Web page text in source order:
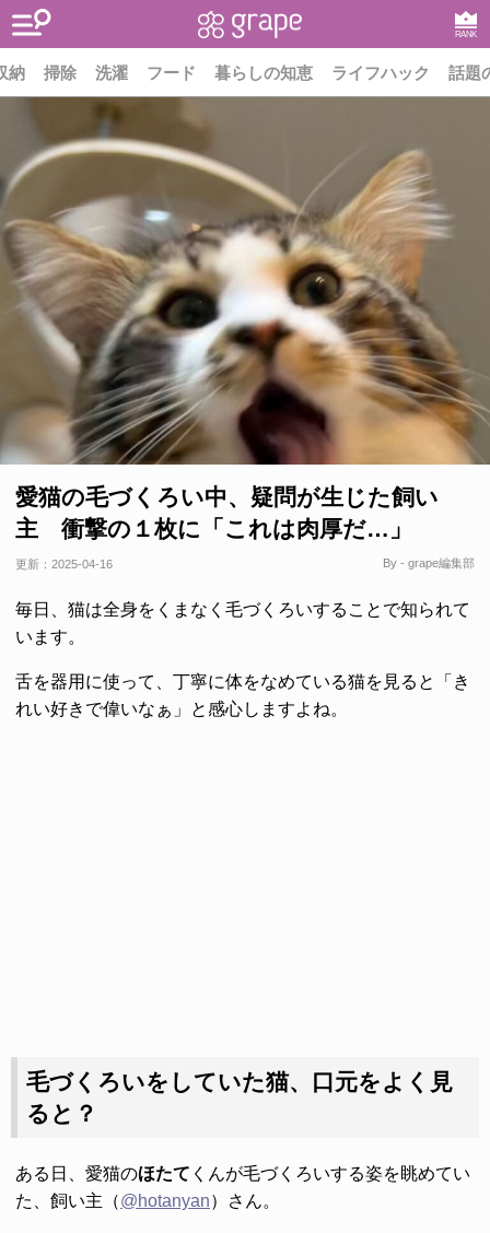
RANK
納 掃除 洗濯 フード 暮らしの知恵 ライフハック 話題
愛猫の毛づくろい中、疑問が生じた飼い
主 衝撃の１枚に「これは肉厚だ…」
更新： 2025-04-16 By - grape編集部
毎日、猫は全身をくまなく毛づくろいすることで知られて
います。
舌を器用に使って、丁寧に体をなめている猫を見ると「き
れい好きで偉いなぁ」と感心しますよね。
毛づくろいをしていた猫、口元をよく見
ると？
ある日、愛猫のほたて くんが毛づくろいする姿を眺めてい
た、飼い主（@hotanyan）さん。